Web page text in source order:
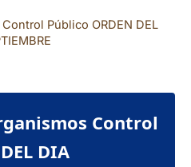
Público ORDEN DEL
Control
DIA